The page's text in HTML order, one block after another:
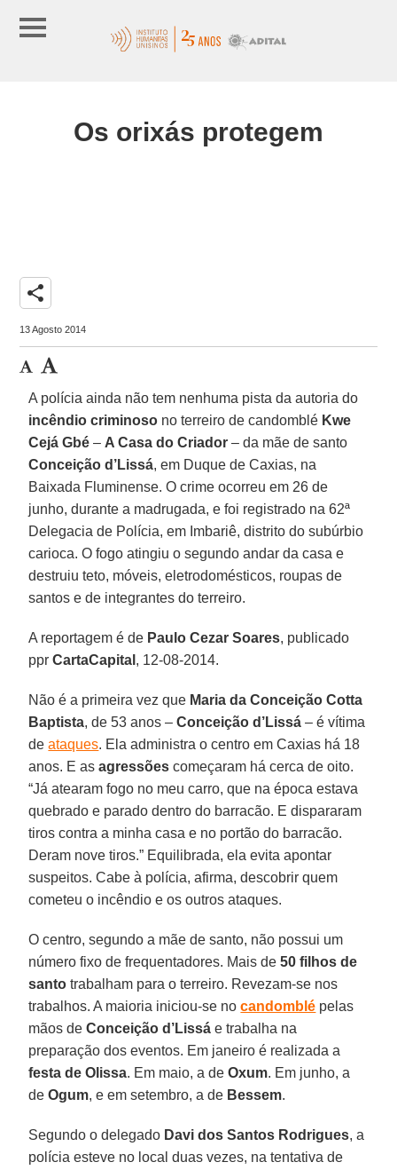
Os orixás protegem
share
13 Agosto 2014
A polícia ainda não tem nenhuma pista da autoria do
incêndio criminoso no terreiro de candomblé Kwe
Cejá Gbé – A Casa do Criador – da mãe de santo
Conceição d’Lissá, em Duque de Caxias, na
Baixada Fluminense. O crime ocorreu em 26 de
junho, durante a madrugada, e foi registrado na 62ª
Delegacia de Polícia, em Imbariê, distrito do subúrbio
carioca. O fogo atingiu o segundo andar da casa e
destruiu teto, móveis, eletrodomésticos, roupas de
santos e de integrantes do terreiro.
A reportagem é de Paulo Cezar Soares, publicado
pprCartaCapital , 12-08-2014.
Não é a primeira vez que Maria da Conceição Cotta
Baptista, de 53 anos –Conceição d’Lissá – é vítima
deataques. Ela administra o centro em Caxias há 18
anos. E asagressões começaram há cerca de oito.
“Já atearam fogo no meu carro, que na época estava
quebrado e parado dentro do barracão. E dispararam
tiros contra a minha casa e no portão do barracão.
Deram nove tiros.” Equilibrada, ela evita apontar
suspeitos. Cabe à polícia, afirma, descobrir quem
cometeu o incêndio e os outros ataques.
O centro, segundo a mãe de santo, não possui um
número fixo de frequentadores. Mais de50 filhos de
santo trabalham para o terreiro. Revezam-se nos
trabalhos. A maioria iniciou-se nocandomblé pelas
mãos deConceição d’Lissá e trabalha na
preparação dos eventos. Em janeiro é realizada a
festa de Olissa. Em maio, a deOxum. Em junho, a
deOgum, e em setembro, a de Bessem.
Segundo o delegado Davi dos Santos Rodrigues, a
polícia esteve no local duas vezes, na tentativa de